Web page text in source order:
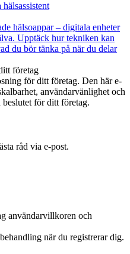
hälsoappar – digitala enheter
Upptäck hur tekniken kan
du bör tänka på när du delar
företag
för ditt företag. Den här e-
användarvänlighet och
beslutet för ditt företag.
råd via e-post.
användarvillkoren och
när du registrerar dig.